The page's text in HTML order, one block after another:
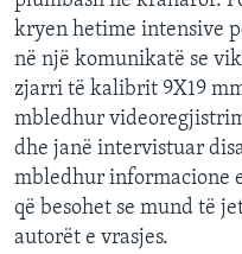
kryen hetime intensive
në një komunikatë se
zjarri të kalibrit 9X19
mbledhur
dhe janë intervistuar
mbledhur informacione
që besohet se mund të
autorët e vrasjes.